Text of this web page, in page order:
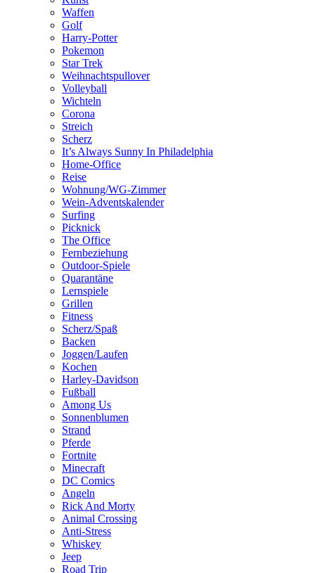
Waffen
Golf
Harry-Potter
Pokemon
Star Trek
Weihnachtspullover
Volleyball
Wichteln
Corona
Streich
Scherz
It’s Always Sunny In Philadelphia
Home-Office
Reise
Wohnung/WG-Zimmer
Wein-Adventskalender
Surfing
Picknick
The Office
Fernbeziehung
Outdoor-Spiele
Quarantäne
Lernspiele
Grillen
Fitness
Scherz/Spaß
Backen
Joggen/Laufen
Kochen
Harley-Davidson
Fußball
Among Us
Sonnenblumen
Strand
Pferde
Fortnite
Minecraft
DC Comics
Angeln
Rick And Morty
Animal Crossing
Anti-Stress
Whiskey
Jeep
Road Trip